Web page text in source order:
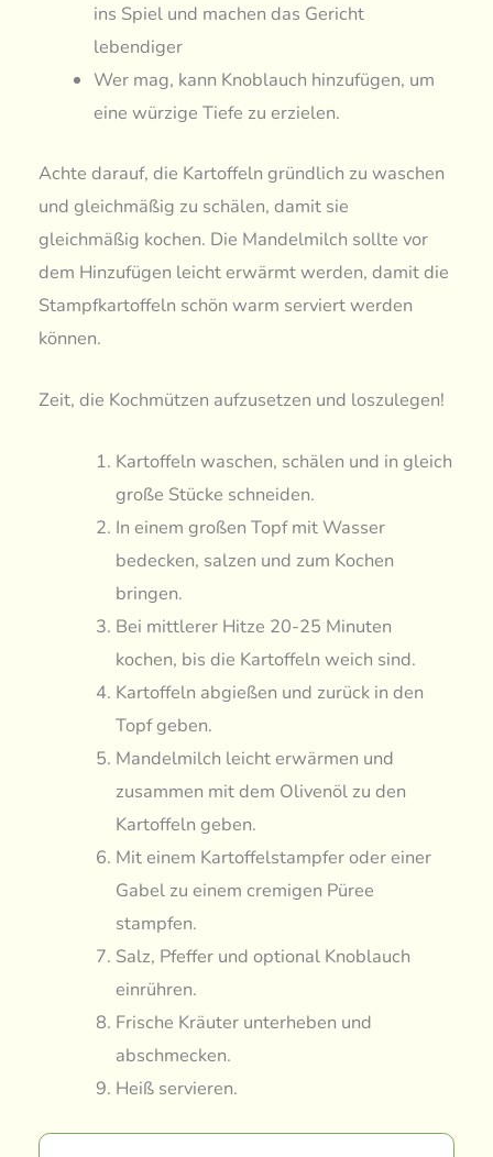
ins Spiel und machen das Gericht
lebendiger
Wer mag, kann Knoblauch hinzufügen, um
eine würzige Tiefe zu erzielen.
Achte darauf, die Kartoffeln gründlich zu waschen
und gleichmäßig zu schälen, damit sie
gleichmäßig kochen. Die Mandelmilch sollte vor
dem Hinzufügen leicht erwärmt werden, damit die
Stampfkartoffeln schön warm serviert werden
können.
Zeit, die Kochmützen aufzusetzen und loszulegen!
Kartoffeln waschen, schälen und in gleich
große Stücke schneiden.
In einem großen Topf mit Wasser
bedecken, salzen und zum Kochen
bringen.
Bei mittlerer Hitze 20-25 Minuten
kochen, bis die Kartoffeln weich sind.
Kartoffeln abgießen und zurück in den
Topf geben.
Mandelmilch leicht erwärmen und
zusammen mit dem Olivenöl zu den
Kartoffeln geben.
Mit einem Kartoffelstampfer oder einer
Gabel zu einem cremigen Püree
stampfen.
Salz, Pfeffer und optional Knoblauch
einrühren.
Frische Kräuter unterheben und
abschmecken.
Heiß servieren.